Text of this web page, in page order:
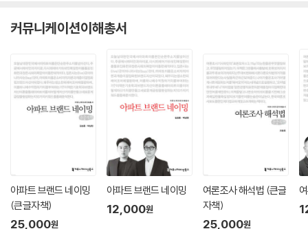
커뮤니케이션이해총서
아파트 브랜드 네이밍
(큰글자책)
25,000원
아파트 브랜드 네이밍
12,000원
여론조사 해석법 (큰글
자책)
25,000원